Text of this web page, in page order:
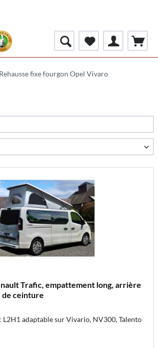
fixe fourgon Opel Vivaro
Trafic, empattement long, arrière
de ceinture
L2H1 adaptable sur Vivario, NV300, Talento